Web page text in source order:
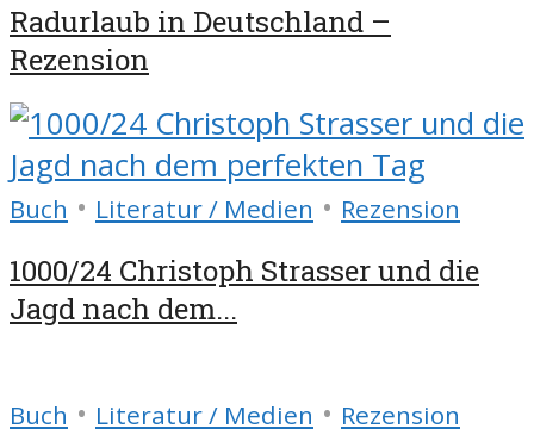
Radurlaub in Deutschland –
Rezension
Buch • Literatur / Medien • Rezension
1000/24 Christoph Strasser und die
Jagd nach dem...
Buch • Literatur / Medien • Rezension